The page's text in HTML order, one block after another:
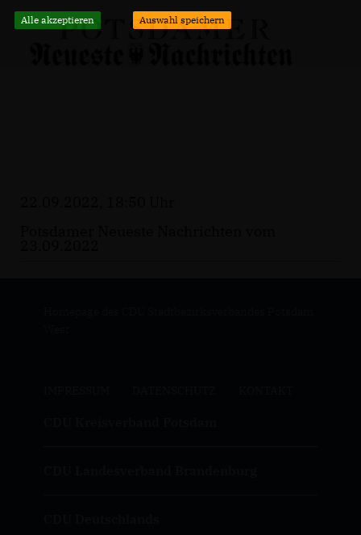
Alle akzeptieren Auswahl speichern